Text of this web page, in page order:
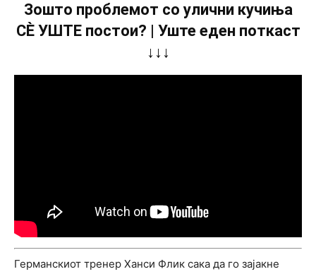
Зошто проблемот со улични кучиња
СÈ УШТЕ постои? | Уште еден поткаст
↓↓↓
Германскиот тренер Ханси Флик сака да го зајакне